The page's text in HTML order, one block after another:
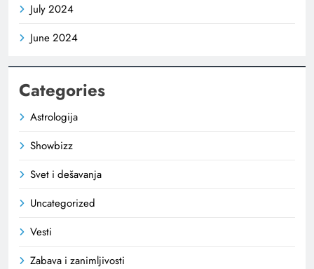
July 2024
June 2024
Categories
Astrologija
Showbizz
Svet i dešavanja
Uncategorized
Vesti
Zabava i zanimljivosti